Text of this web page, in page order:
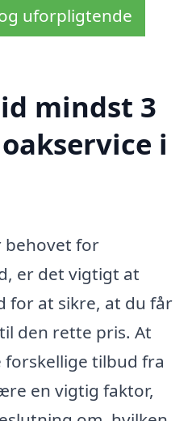
uforpligtende
mindst 3
i
behovet for
er det vigtigt at
for at sikre, at du får
den rette pris. At
tilbud fra
en vigtig faktor,